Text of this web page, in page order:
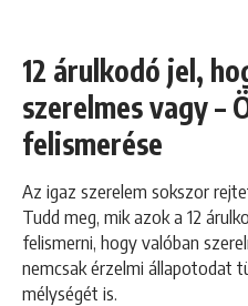
12 árulkodó jel,
szerelmes vagy –
felismerése
Az igaz szerelem sokszor
Tudd meg, mik azok a 12
felismerni, hogy valóban
nemcsak érzelmi állapotodat
mélységét is.